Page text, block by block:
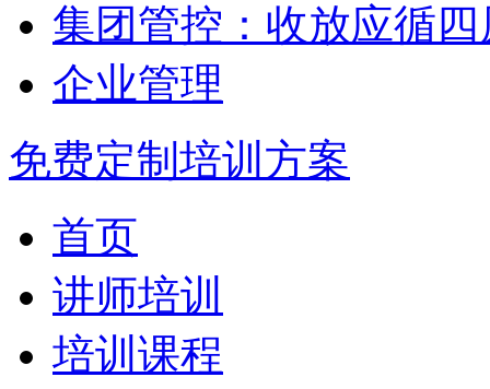
集团管控：收放应循四
企业管理
免费定制培训方案
首页
讲师培训
培训课程